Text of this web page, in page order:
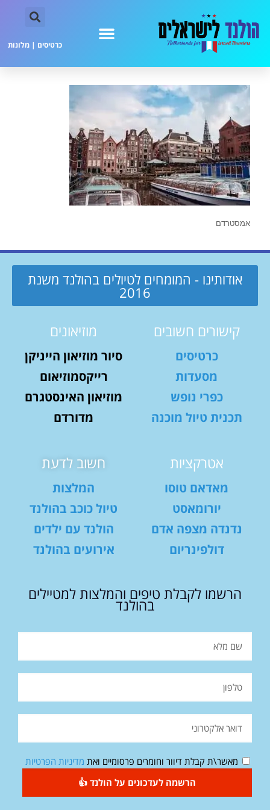
כרטיסים | מלונות
אמסטרדם
אודותינו - המומחים לטיולים בהולנד משנת
2016
קישורים חשובים
כרטיסים
מסעדות
כפרי נופש
תכנית טיול מוכנה
מוזיאונים
סיור מוזיאון הייניקן
רייקסמוזיאום
מוזיאון האינסטגרם
מדורדם
אטרקציות
מאדאם טוסו
יורומאסט
נדנדה מצפה אדם
דולפינריום
חשוב לדעת
המלצות
טיול כוכב בהולנד
הולנד עם ילדים
אירועים בהולנד
הרשמו לקבלת טיפים והמלצות למטיילים
בהולנד
מאשר\ת קבלת דיוור וחומרים פרסומיים ואת מדיניות הפרטיות
הרשמה לעדכונים על הולנד 👍